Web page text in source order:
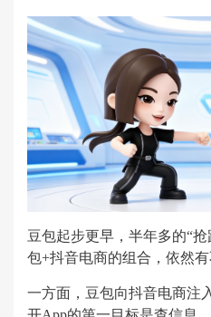
豆包起步更早，半年多的“
包+抖音电商的组合，依然有
一方面，豆包向抖音电商注